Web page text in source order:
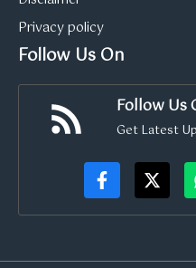
Privacy policy
Follow Us On
Follow Us
Get Latest